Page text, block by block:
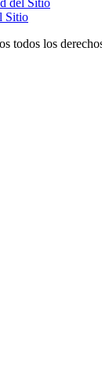
Sitio
todos los